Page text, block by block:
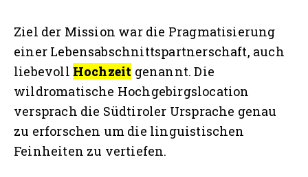
Ziel der Mission war die Pragmatisierung
einer Lebensabschnittspartnerschaft, auch
liebevoll Hochzeit genannt. Die
wildromatische Hochgebirgslocation
versprach die Südtiroler Ursprache genau
zu erforschen um die linguistischen
Feinheiten zu vertiefen.